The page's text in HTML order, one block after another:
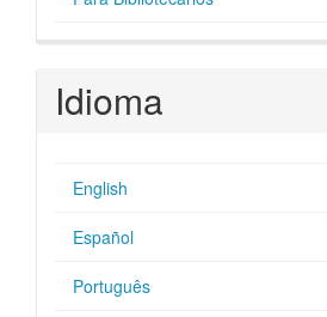
Idioma
English
Español
Português